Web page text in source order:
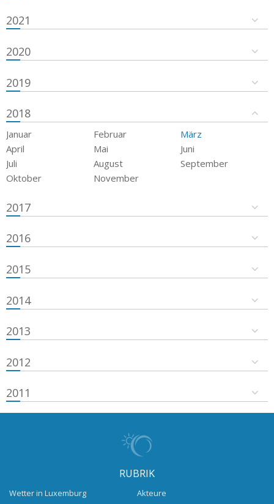
2021
2020
2019
2018
Januar Februar
März
April
Mai
Juni
Juli
August
September
Oktober
November
2017
2016
2015
2014
2013
2012
2011
RUBRIK
Wetter in Luxemburg
Akteure